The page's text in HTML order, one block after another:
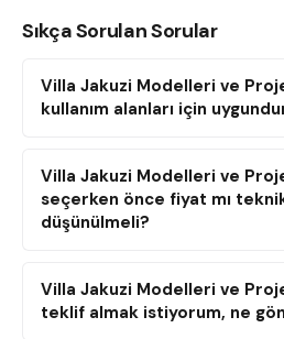
Sıkça Sorulan Sorular
Villa Jakuzi Modelleri ve
kullanım alanları için
Villa Jakuzi Modelleri ve
seçerken önce fiyat mı
düşünülmeli?
Villa Jakuzi Modelleri ve
teklif almak istiyorum, ne